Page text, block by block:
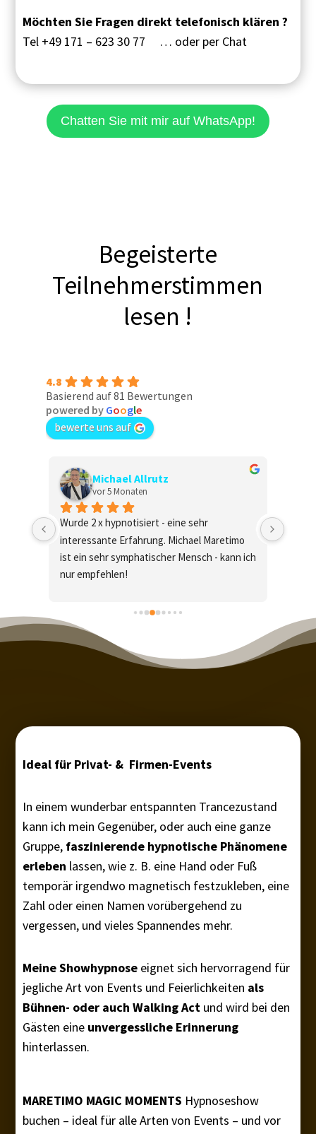
Möchten Sie Fragen direkt telefonisch klären ?
Tel +49 171 – 623 30 77 … oder per Chat
Chatten Sie mit mir auf WhatsApp!
Begeisterte
Teilnehmerstimmen
lesen !
4.8
Basierend auf 81 Bewertungen
powered by Google
bewerte uns auf
Birgit Böhme
vor 5 Monaten
Ist ein super Erlebnis! Hat bei mir sehr gut
funktioniert. Fühle mich absolut entspannt
und leicht. Sehr empfehlenswert.😃
tolle
Ideal für Privat- & Firmen-Events
In einem wunderbar entspannten Trancezustand
kann ich mein Gegenüber, oder auch eine ganze
Gruppe, faszinierende hypnotische Phänomene
erleben lassen, wie z. B. eine Hand oder Fuß
temporär irgendwo magnetisch festzukleben, eine
Zahl oder einen Namen vorübergehend zu
vergessen, und vieles Spannendes mehr.
Meine Showhypnose eignet sich hervorragend für
jegliche Art von Events und Feierlichkeiten als
Bühnen- oder auch Walking Act und wird bei den
Gästen eine unvergessliche Erinnerung
hinterlassen.
MARETIMO MAGIC MOMENTS Hypnoseshow
buchen – ideal für alle Arten von Events – und vor